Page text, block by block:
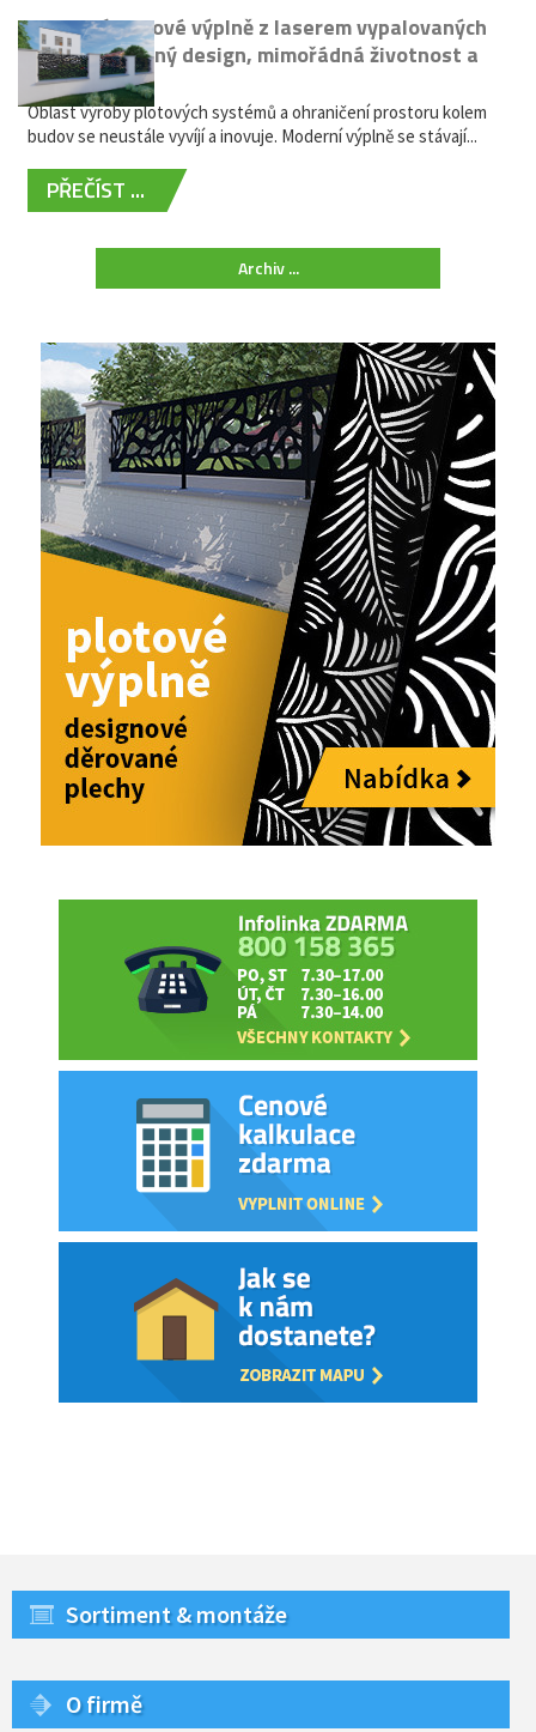
Moderní plotové výplně z laserem vypalovaných
kovů: výjimečný design, mimořádná životnost a
žádná údržba
Oblast výroby plotových systémů a ohraničení prostoru kolem
budov se neustále vyvíjí a inovuje. Moderní výplně se stávají...
PŘEČÍST ...
Archiv ...
Sortiment & montáže
O firmě